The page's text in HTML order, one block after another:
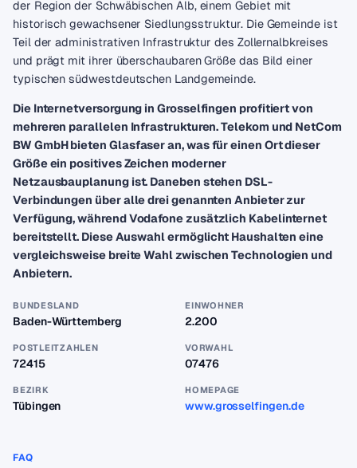
der Region der Schwäbischen Alb, einem Gebiet mit
historisch gewachsener Siedlungsstruktur. Die Gemeinde ist
Teil der administrativen Infrastruktur des Zollernalbkreises
und prägt mit ihrer überschaubaren Größe das Bild einer
typischen südwestdeutschen Landgemeinde.
Die Internetversorgung in Grosselfingen profitiert von
mehreren parallelen Infrastrukturen. Telekom und NetCom
BW GmbH bieten Glasfaser an, was für einen Ort dieser
Größe ein positives Zeichen moderner
Netzausbauplanung ist. Daneben stehen DSL-
Verbindungen über alle drei genannten Anbieter zur
Verfügung, während Vodafone zusätzlich Kabelinternet
bereitstellt. Diese Auswahl ermöglicht Haushalten eine
vergleichsweise breite Wahl zwischen Technologien und
Anbietern.
BUNDESLAND
Baden-Württemberg
EINWOHNER
2.200
POSTLEITZAHLEN
72415
VORWAHL
07476
BEZIRK
Tübingen
HOMEPAGE
www.grosselfingen.de
FAQ